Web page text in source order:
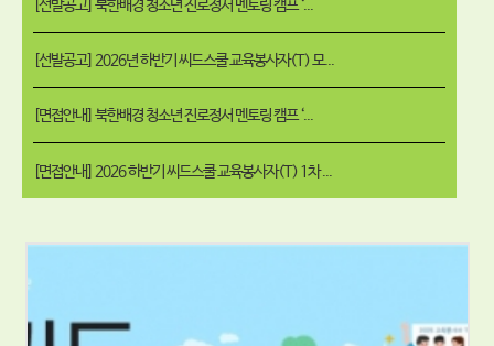
[선발공고] 북한배경 청소년 진로정서 멘토링 캠프 ‘...
[선발공고] 2026년 하반기 씨드스쿨 교육봉사자(T) 모...
[면접안내] 북한배경 청소년 진로정서 멘토링 캠프 ‘...
[면접안내] 2026 하반기 씨드스쿨 교육봉사자(T) 1차 ...